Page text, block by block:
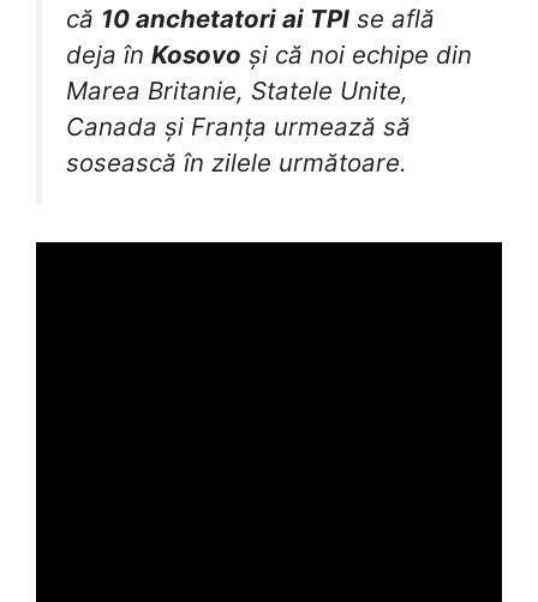
că 10 anchetatori ai TPI se află
deja în Kosovo și că noi echipe din
Marea Britanie, Statele Unite,
Canada și Franța urmează să
sosească în zilele următoare.